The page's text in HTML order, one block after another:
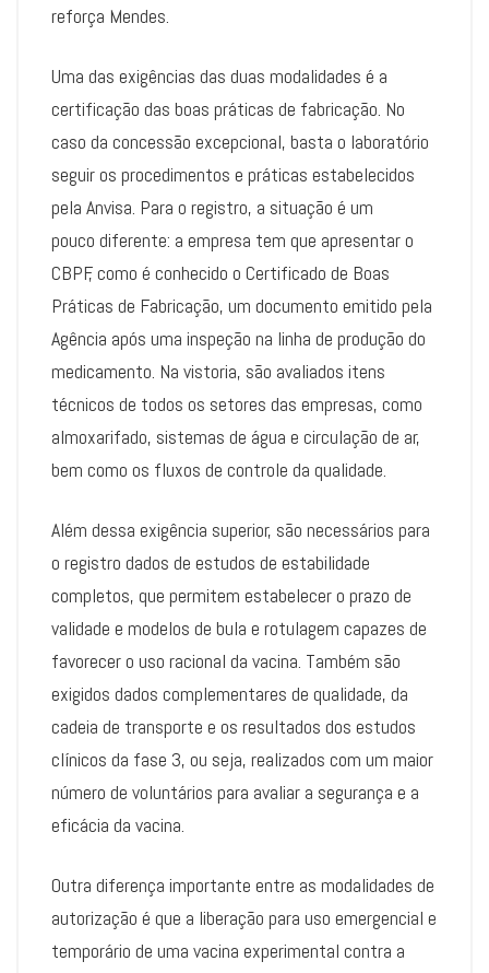
reforça Mendes.
Uma das exigências das duas modalidades é a
certificação das boas práticas de fabricação. No
caso da concessão excepcional, basta o laboratório
seguir os procedimentos e práticas estabelecidos
pela Anvisa. Para o registro, a situação é um
pouco diferente: a empresa tem que apresentar o
CBPF, como é conhecido o Certificado de Boas
Práticas de Fabricação, um documento emitido pela
Agência após uma inspeção na linha de produção do
medicamento. Na vistoria, são avaliados itens
técnicos de todos os setores das empresas, como
almoxarifado, sistemas de água e circulação de ar,
bem como os fluxos de controle da qualidade.
Além dessa exigência superior, são necessários para
o registro dados de estudos de estabilidade
completos, que permitem estabelecer o prazo de
validade e modelos de bula e rotulagem capazes de
favorecer o uso racional da vacina. Também são
exigidos dados complementares de qualidade, da
cadeia de transporte e os resultados dos estudos
clínicos da fase 3, ou seja, realizados com um maior
número de voluntários para avaliar a segurança e a
eficácia da vacina.
Outra diferença importante entre as modalidades de
autorização é que a liberação para uso emergencial e
temporário de uma vacina experimental contra a